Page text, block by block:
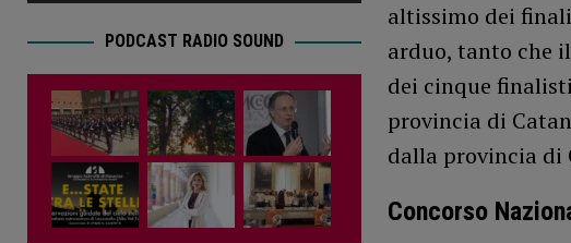
altissimo dei
arduo, tanto che il
dei cinque
provincia di
dalla provincia di
Concorso
PODCAST RADIO SOUND